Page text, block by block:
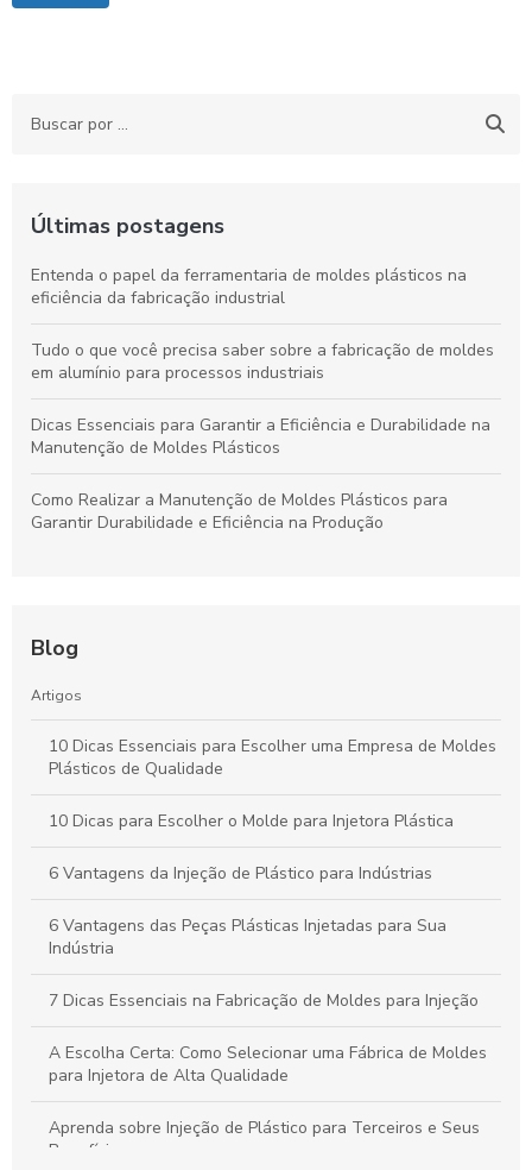
Últimas postagens
Entenda o papel da ferramentaria de moldes plásticos na
eficiência da fabricação industrial
Tudo o que você precisa saber sobre a fabricação de moldes
em alumínio para processos industriais
Dicas Essenciais para Garantir a Eficiência e Durabilidade na
Manutenção de Moldes Plásticos
Como Realizar a Manutenção de Moldes Plásticos para
Garantir Durabilidade e Eficiência na Produção
Blog
Artigos
10 Dicas Essenciais para Escolher uma Empresa de Moldes
Plásticos de Qualidade
10 Dicas para Escolher o Molde para Injetora Plástica
6 Vantagens da Injeção de Plástico para Indústrias
6 Vantagens das Peças Plásticas Injetadas para Sua
Indústria
7 Dicas Essenciais na Fabricação de Moldes para Injeção
A Escolha Certa: Como Selecionar uma Fábrica de Moldes
para Injetora de Alta Qualidade
Aprenda sobre Injeção de Plástico para Terceiros e Seus
Benefícios